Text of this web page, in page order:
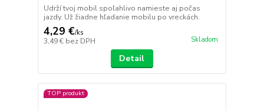
Udrží tvoj mobil spoľahlivo namieste aj počas
jazdy. Už žiadne hľadanie mobilu po vreckách.
4,29 €/ks
3,49 € bez DPH Skladom
Detail
TOP produkt